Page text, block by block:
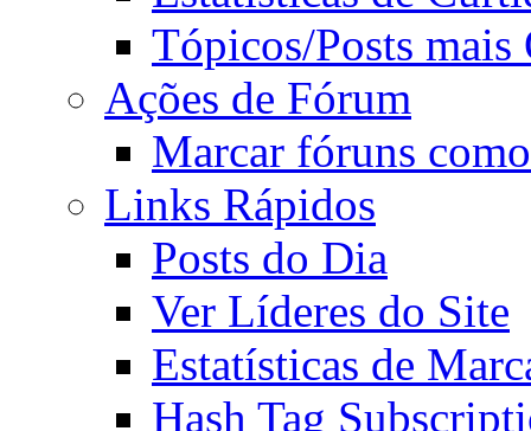
Tópicos/Posts mais
Ações de Fórum
Marcar fóruns
Links Rápidos
Posts do Dia
Ver Líderes do Site
Estatísticas de
Hash Tag